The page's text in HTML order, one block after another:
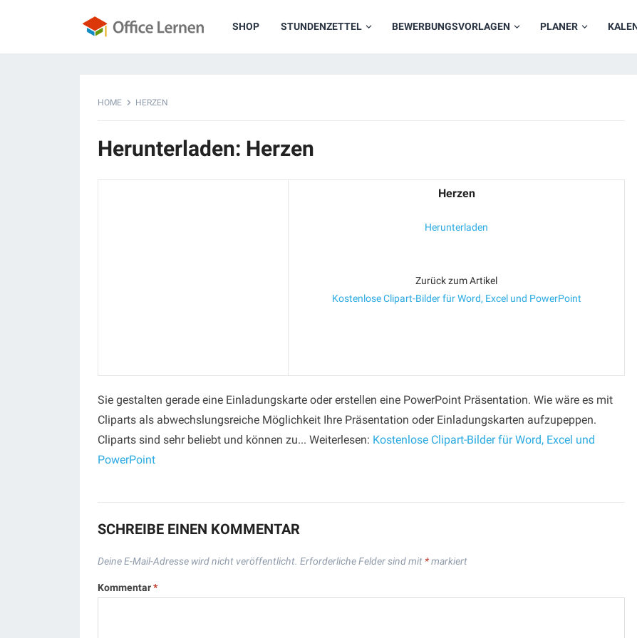
SHOP STUNDENZETTEL BEWERBUNGSVORLAGEN PLANER
HOME HERZEN
Herunterladen: Herzen
Herzen
Herunterladen
Zurück zum Artikel
Kostenlose Clipart-Bilder für Word, Excel und PowerPoint
Sie gestalten gerade eine Einladungskarte oder erstellen eine PowerPoint Präsentation. Wie wäre es mit
Cliparts als abwechslungsreiche Möglichkeit Ihre Präsentation oder Einladungskarten aufzupeppen.
Cliparts sind sehr beliebt und können zu... Weiterlesen: Kostenlose Clipart-Bilder für Word, Excel und
PowerPoint
SCHREIBE EINEN KOMMENTAR
Deine E-Mail-Adresse wird nicht veröffentlicht. Erforderliche Felder sind mit *markiert
Kommentar*